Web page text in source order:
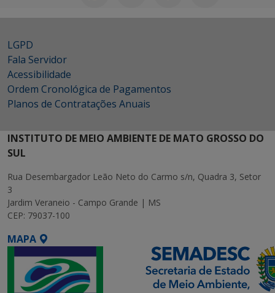
LGPD
Fala Servidor
Acessibilidade
Ordem Cronológica de Pagamentos
Planos de Contratações Anuais
INSTITUTO DE MEIO AMBIENTE DE MATO GROSSO DO
SUL
Rua Desembargador Leão Neto do Carmo s/n, Quadra 3, Setor
3
Jardim Veraneio - Campo Grande | MS
CEP: 79037-100
MAPA